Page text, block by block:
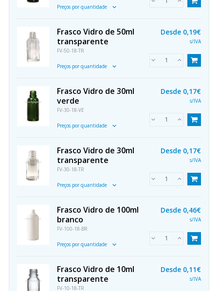
Preços por quantidade
Frasco Vidro de 50ml
transparente
FV-50-18-TR
Preços por quantidade
Desde 0,19€
s/IVA
Frasco Vidro de 30ml
verde
FV-30-18-VE
Preços por quantidade
Desde 0,17€
s/IVA
Frasco Vidro de 30ml
transparente
FV-30-18-TR
Preços por quantidade
Desde 0,17€
s/IVA
Frasco Vidro de 100ml
branco
FV-100-18-BR
Preços por quantidade
Desde 0,46€
s/IVA
Frasco Vidro de 10ml
transparente
FV-10-18-TR
Desde 0,11€
s/IVA